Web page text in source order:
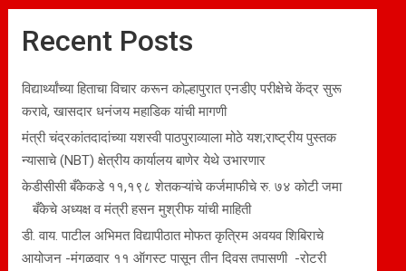
Recent Posts
विद्यार्थ्यांच्या हिताचा विचार करून कोल्हापुरात एनडीए परीक्षेचे केंद्र सुरू
करावे, खासदार धनंजय महाडिक यांची मागणी
मंत्री चंद्रकांतदादांच्या यशस्वी पाठपुराव्याला मोठे यश;राष्ट्रीय पुस्तक
न्यासाचे (NBT) क्षेत्रीय कार्यालय बाणेर येथे उभारणार
केडीसीसी बँकेकडे ११,१९८ शेतकऱ्यांचे कर्जमाफीचे रु. ७४ कोटी जमा
बँकेचे अध्यक्ष व मंत्री हसन मुश्रीफ यांची माहिती
डी. वाय. पाटील अभिमत विद्यापीठात मोफत कृत्रिम अवयव शिबिराचे
आयोजन -मंगळवार ११ ऑगस्ट पासून तीन दिवस तपासणी -रोटरी